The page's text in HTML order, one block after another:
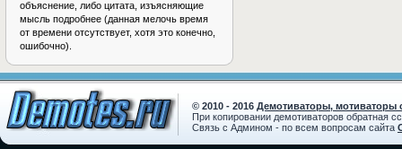
объяснение, либо цитата, изъясняющие
мысль подробнее (данная мелочь время
от времени отсутствует, хотя это конечно,
ошибочно).
© 2010 - 2016 Демотиваторы, мотиваторы
При копировании демотиваторов обратная
Связь с Админом - по всем вопросам сайта